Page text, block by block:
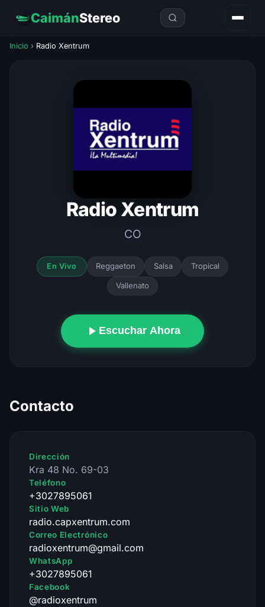
CaimánStereo
Inicio › Radio Xentrum
Radio Xentrum
CO
En Vivo Reggaeton Salsa Tropical
Vallenato
Escuchar Ahora
Contacto
Dirección
Kra 48 No. 69-03
Teléfono
+3027895061
Sitio Web
radio.capxentrum.com
Correo Electrónico
radioxentrum@gmail.com
WhatsApp
+3027895061
Facebook
@radioxentrum